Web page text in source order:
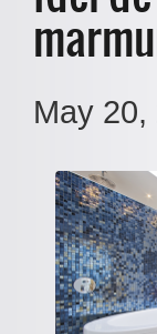
May 20,